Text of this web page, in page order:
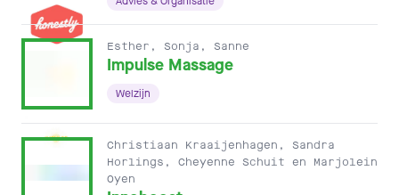
Esther, Sonja, Sanne
Impulse Massage
Welzijn
Christiaan Kraaijenhagen, Sandra
Horlings, Cheyenne Schuit en Marjolein
Oyen